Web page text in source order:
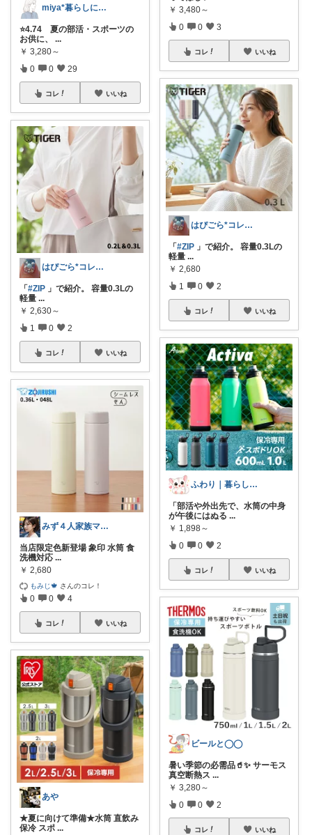
miya*暮らしに役立つ楽天セレクト
⭐️4.74 夏の部活・スポーツの
お供に、
...
￥ 3,280～
0 0 29
コレ いいね
はぴごら*コレ！ご自由に♪
「 #ZIP 」で紹介。 容量0.3Lの
軽量 ...
￥ 2,630～
1 0 2
コレ いいね
みず４人家族ママ★３０代子育て奮闘中🙆
当店限定色新登場 象印 水筒 食
洗機対応 ...
￥ 2,680
もみじ🍁 さんのコレ！
0 0 4
コレ いいね
あや
★夏に向けて準備★水筒 直飲み
保冷 スポ ...
￥ 3,480～
0 0 3
コレ いいね
はぴごら*コレ！ご自由に♪
「#ZIP 」で紹介。 容量0.3Lの
軽量 ...
￥ 2,680
1 0 2
コレ いいね
ふわり｜暮らしの負担をかるくする日用品
「部活や外出先で、水筒の中身
が午後にはぬる ...
￥ 1,898～
0 0 2
コレ いいね
ビールと◯◯
暑い季節の必需品🥤✨ サーモス
真空断熱ス ...
￥ 3,280～
0 0 2
コレ いいね